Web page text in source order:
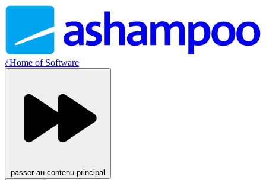
//Home of Software
passer au contenu principal